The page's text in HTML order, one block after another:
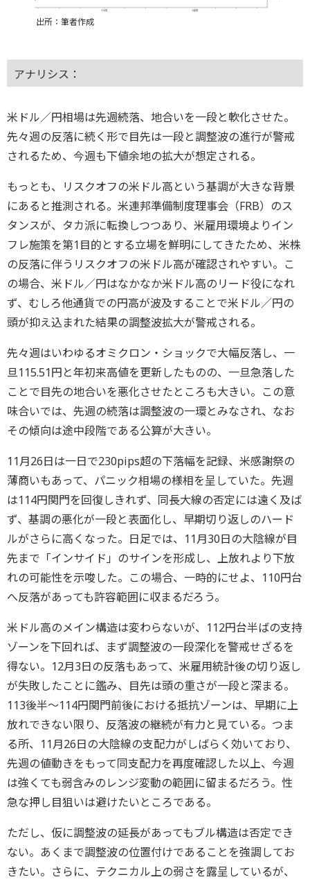
出所：筆者作成
アナリシス：
米ドル／円相場は先週続落、地合いを一段と軟化させた。
先々週の反落に続く形で目先は一段と調整波の進行が警戒
されるため、今週も下値余地の拡大が想定される。
もっとも、リスクオフの米ドル高という基調が大きな背景
にあると推測される。米連邦準備制度理事会（FRB）のス
タンスが、タカ派に転換しつつあり、米雇用環境よりイン
フレ施策を第1目的とする立場を鮮明にしてきたため、米株
の反落に伴うリスクオフの米ドル高が確認されやすい。こ
の場合、米ドル／円はなかなか米ドル高のリード役になれ
ず、むしろ他通貨での円高が波及することで米ドル／円の
頭が抑え込まれた結果の調整波拡大が警戒される。
先々週はいわゆるオミクロン・ショックで大幅反落し、一
旦115.51円と年初来高値を更新したものの、一旦急落した
ことで目先の地合いを悪化させたところも大きい。この意
味合いでは、先週の続落は調整波の一環とみなされ、なお
その傾向は途中段階である公算が大きい。
11月26日は一日で230pips超の下落幅を記録、米感謝祭の
薄商いもあって、パニック相場の様相を呈していた。先週
は114円関門を回復しきれず、同長大線の否定には遠く及ば
ず、基調の悪化が一段と表面化し、早期切り返しのハード
ルがさらに高くなった。日足では、11月30日の大陰線が目
先まで「インサイド」のサインを形成し、上放れより下放
れの可能性を示唆した。この場合、一時的にせよ、110円台
へ反落があっても許容範囲に収まるだろう。
米ドル高のメイン構造は変わらないが、112円台半ばの支持
ゾーンを下回れば、まず調整波の一段深化を警戒せざるを
得ない。12月3日の反落もあって、米雇用統計後の切り返し
が失敗したことに鑑み、目先は頭の重さが一段と深まる。
113後半～114円関門前後における抵抗ゾーンは、早期に上
放れできない限り、反落波の継続が有力と見ている。つま
る所、11月26日の大陰線の支配力がしばらく効いており、
先週の値動きをもって同支配力を再度確認した以上、今週
は強くても弱含みのレンジ変動の範囲に留まるだろう。性
急な押し目狙いは避けたいところである。
ただし、仮に調整波の延長があってもブル構造は否定でき
ない。あくまで調整波の位置付けであることを強調してお
きたい。さらに、テクニカル上の弱さを露呈しているが、